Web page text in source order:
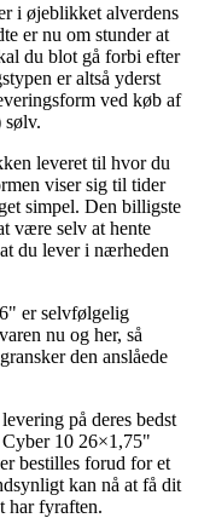
i øjeblikket alverdens
er nu om stunder at
du blot gå forbi efter
er altså yderst
ved køb af
leveret til hvor du
viser sig til tider
simpel. Den billigste
være selv at hente
du lever i nærheden
er selvfølgelig
nu og her, så
den anslåede
på deres bedst
10 26×1,75"
bestilles forud for et
kan nå at få dit
har fyraften.